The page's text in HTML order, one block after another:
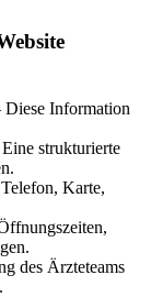
Diese Information
strukturierte
Karte,
des Ärzteteams